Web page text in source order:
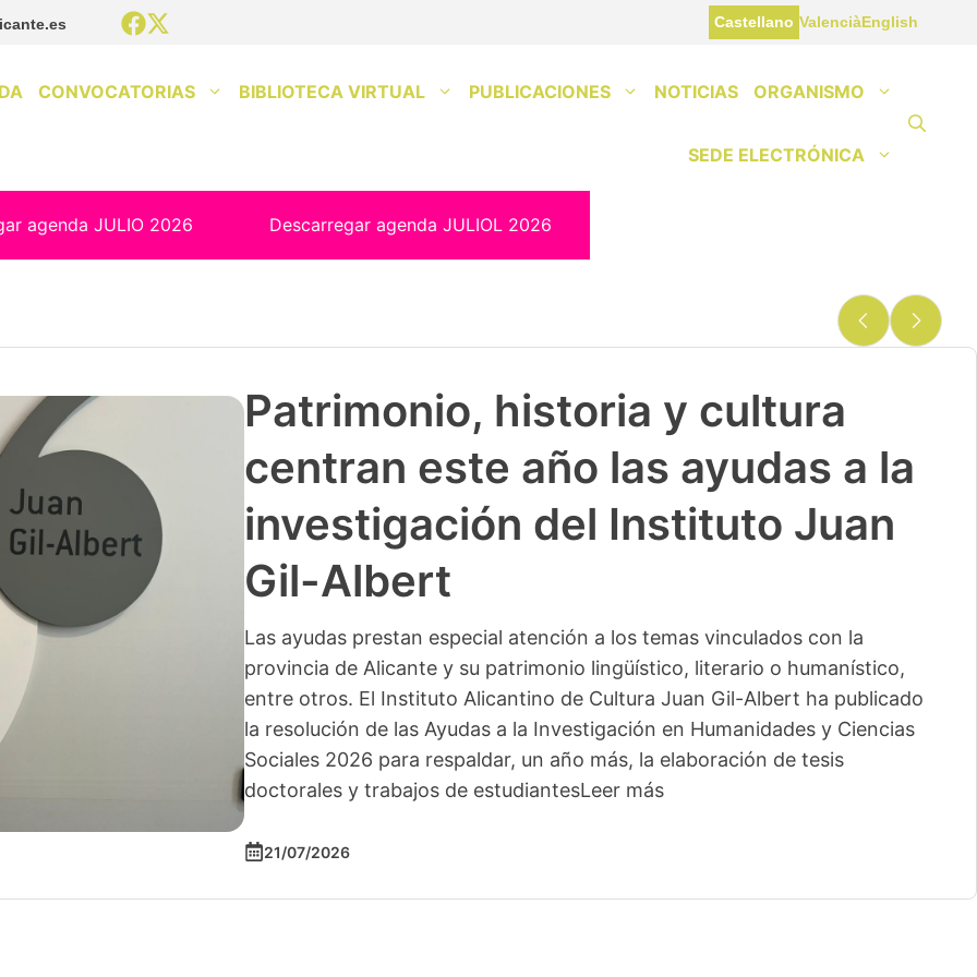
Castellano ValenciàEnglish
CONVOCATORIAS BIBLIOTECA VIRTUAL PUBLICACIONES NOTICIAS ORGANISMO
SEDE ELECTRÓNICA
agenda JULIO 2026 Descarregar agenda JULIOL 2026
Patrimonio, historia y cultura
centran este año las ayudas a la
investigación del Instituto Juan
Gil-Albert
Las ayudas prestan especial atención a los temas vinculados con la
provincia de Alicante y su patrimonio lingüístico, literario o humanístico,
entre otros. El Instituto Alicantino de Cultura Juan Gil-Albert ha publicado
la resolución de las Ayudas a la Investigación en Humanidades y Ciencias
Sociales 2026 para respaldar, un año más, la elaboración de tesis
doctorales y trabajos de estudiantesLeer más
21/07/2026